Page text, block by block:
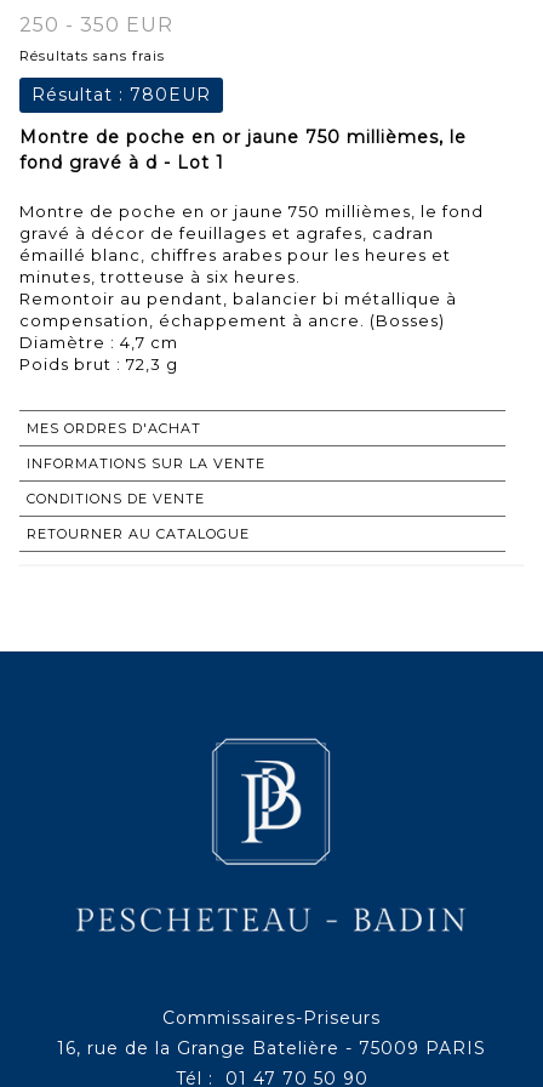
250 - 350 EUR
Résultats sans frais
Résultat : 780EUR
Montre de poche en or jaune 750 millièmes, le
fond gravé à d - Lot 1
Montre de poche en or jaune 750 millièmes, le fond
gravé à décor de feuillages et agrafes, cadran
émaillé blanc, chiffres arabes pour les heures et
minutes, trotteuse à six heures.
Remontoir au pendant, balancier bi métallique à
compensation, échappement à ancre. (Bosses)
Diamètre : 4,7 cm
MES ORDRES D'ACHAT
INFORMATIONS SUR LA VENTE
CONDITIONS DE VENTE
RETOURNER AU CATALOGUE
Commissaires-Priseurs
16, rue de la Grange Batelière - 75009 PARIS
Tél : 01 47 70 50 90